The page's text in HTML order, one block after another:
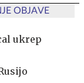
OBJAVE
ukrep